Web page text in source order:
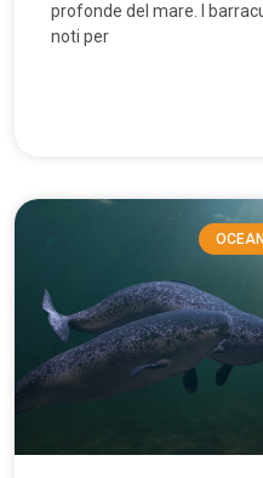
profonde del mare. I
noti per